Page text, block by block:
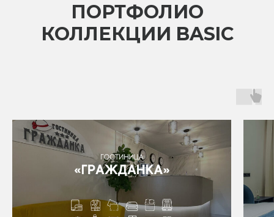
ПОРТФОЛИО
КОЛЛЕКЦИИ BASIC